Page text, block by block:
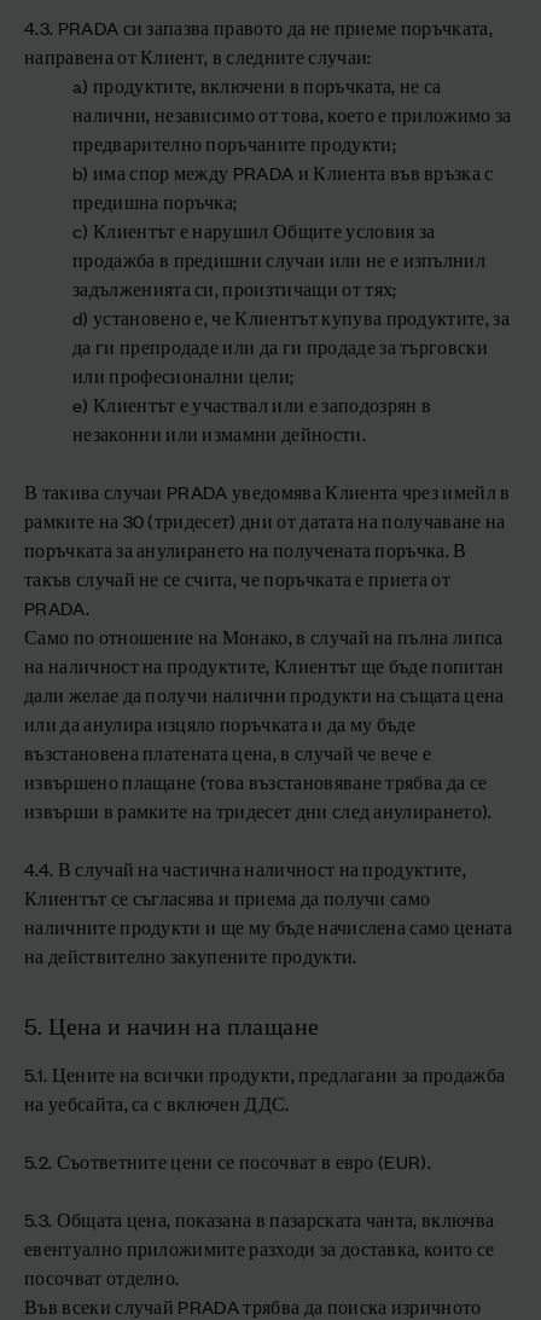
4.3. PRADA си запазва правото да не приеме поръчката,
направена от Клиент, в следните случаи:
a) продуктите, включени в поръчката, не са
налични, независимо от това, което е приложимо за
предварително поръчаните продукти;
b) има спор между PRADA и Клиента във връзка с
предишна поръчка;
c) Клиентът е нарушил Общите условия за
продажба в предишни случаи или не е изпълнил
задълженията си, произтичащи от тях;
d) установено е, че Клиентът купува продуктите, за
да ги препродаде или да ги продаде за търговски
или професионални цели;
e) Клиентът е участвал или е заподозрян в
незаконни или измамни дейности.
В такива случаи PRADA уведомява Клиента чрез имейл в
рамките на 30 (тридесет) дни от датата на получаване на
поръчката за анулирането на получената поръчка. В
такъв случай не се счита, че поръчката е приета от
PRADA.
Само по отношение на Монако, в случай на пълна липса
на наличност на продуктите, Клиентът ще бъде попитан
дали желае да получи налични продукти на същата цена
или да анулира изцяло поръчката и да му бъде
възстановена платената цена, в случай че вече е
извършено плащане (това възстановяване трябва да се
извърши в рамките на тридесет дни след анулирането).
4.4. В случай на частична наличност на продуктите,
Клиентът се съгласява и приема да получи само
наличните продукти и ще му бъде начислена само цената
на действително закупените продукти.
5. Цена и начин на плащане
5.1. Цените на всички продукти, предлагани за продажба
на уебсайта, са с включен ДДС.
5.2. Съответните цени се посочват в евро (EUR).
5.3. Общата цена, показана в пазарската чанта, включва
евентуално приложимите разходи за доставка, които се
посочват отделно.
Във всеки случай PRADA трябва да поиска изричното